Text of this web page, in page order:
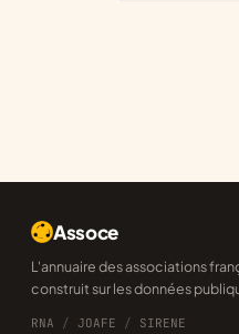
Assoce
L'annuaire des associations françaises,
construit sur les données
RNA / JOAFE / SIRENE